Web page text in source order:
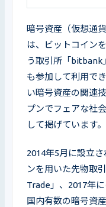
暗号資産（仮想通
は、ビットコイン
う取引所「bitbank
も参加して利用で
い暗号資産の関連
プンでフェアな社
して掲げています。
2014年5月に設立
ンを用いた先物取
Trade」、2017年
国内有数の暗号資